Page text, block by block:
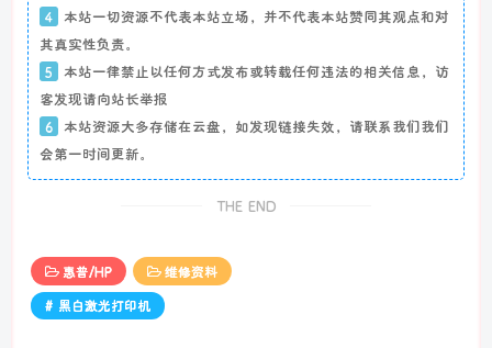
4
本站一切资源不代表本站立场，并不代表本站赞同其观点和对
其真实性负责。
5
本站一律禁止以任何方式发布或转载任何违法的相关信息，访
客发现请向站长举报
6
本站资源大多存储在云盘，如发现链接失效，请联系我们我们
会第一时间更新。
THE END
惠普/HP
维修资料
# 黑白激光打印机